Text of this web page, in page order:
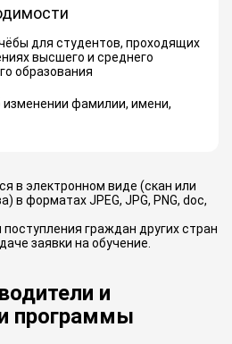
для студентов, проходящих
высшего и среднего
образования
изменении фамилии, имени,
в электронном виде (скан или
в форматах JPEG, JPG, PNG, doc,
граждан других стран
заявки на обучение.
и
программы